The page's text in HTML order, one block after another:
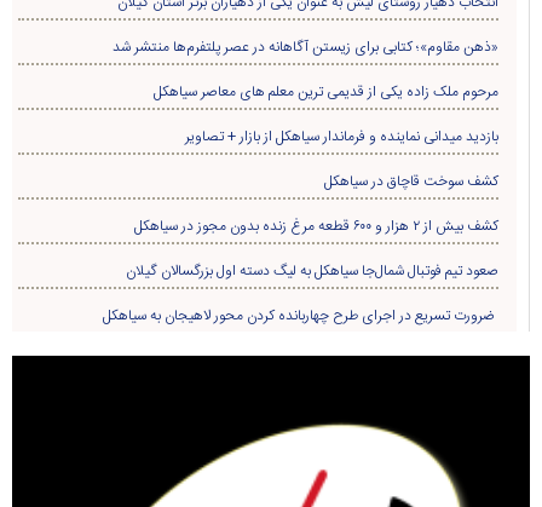
«ذهن مقاوم»؛ کتابی برای زیستن آگاهانه در عصر پلتفرم‌ها منتشر شد
مرحوم ملک زاده یکی از قدیمی ترین معلم های معاصر سیاهکل
بازدید میدانی نماینده و فرماندار سیاهکل از بازار + تصاویر
کشف سوخت قاچاق در سياهکل
کشف بیش از ۲ هزار و ۶۰۰ قطعه مرغ زنده بدون مجوز در سیاهکل
صعود تیم فوتبال شمال‌جا‌ سیاهکل به لیگ دسته اول بزرگسالان گیلان
ضرورت تسریع در اجرای طرح چهاربانده کردن محور لاهیجان به سیاهکل